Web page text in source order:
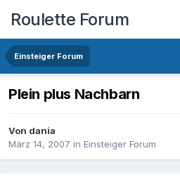
Roulette Forum
Einsteiger Forum
Plein plus Nachbarn
Von dania
März 14, 2007 in Einsteiger Forum